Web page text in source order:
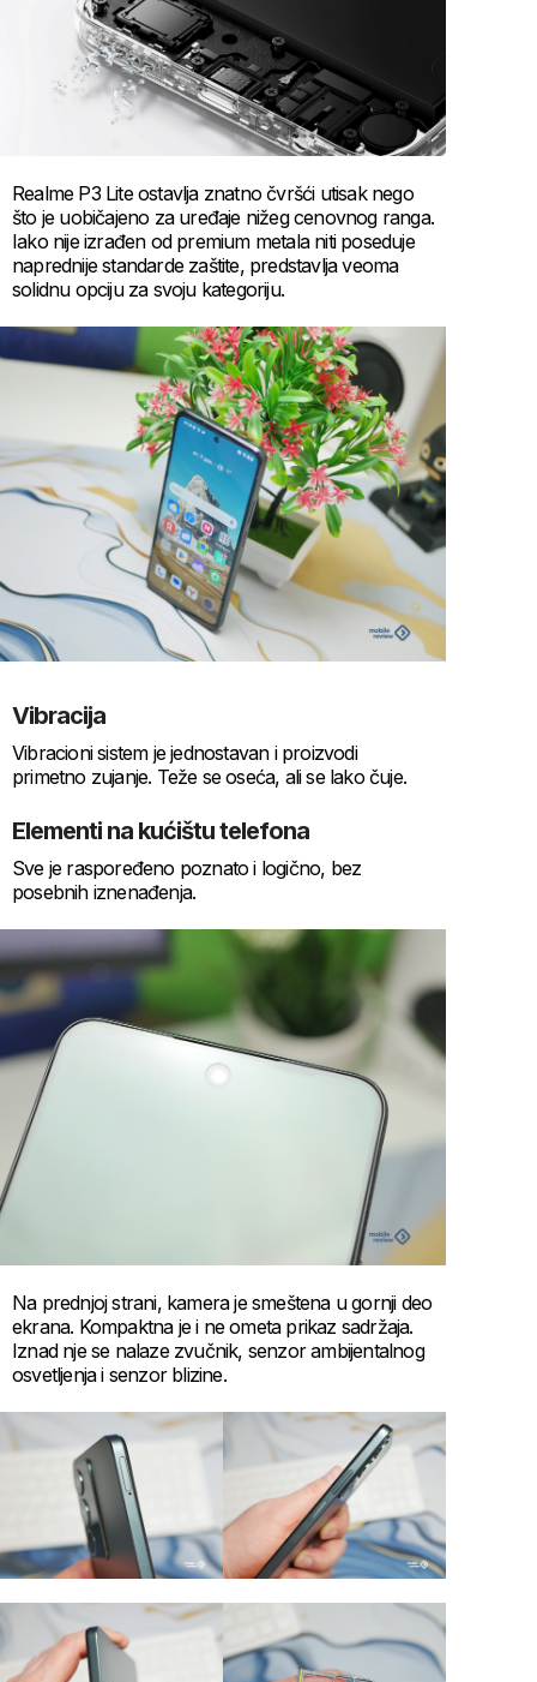
Realme P3 Lite ostavlja znatno čvršći utisak nego
što je uobičajeno za uređaje nižeg cenovnog ranga.
Iako nije izrađen od premium metala niti poseduje
naprednije standarde zaštite, predstavlja veoma
solidnu opciju za svoju kategoriju.
Vibracija
Vibracioni sistem je jednostavan i proizvodi
primetno zujanje. Teže se oseća, ali se lako čuje.
Elementi na kućištu telefona
Sve je raspoređeno poznato i logično, bez
posebnih iznenađenja.
Na prednjoj strani, kamera je smeštena u gornji deo
ekrana. Kompaktna je i ne ometa prikaz sadržaja.
Iznad nje se nalaze zvučnik, senzor ambijentalnog
osvetljenja i senzor blizine.